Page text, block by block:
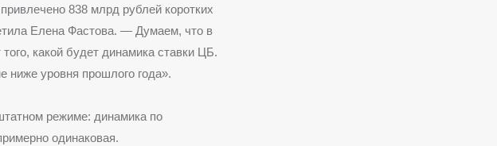
838 млрд рублей коротких
Елена Фастова. — Думаем, что в
какой будет динамика ставки ЦБ.
ниже уровня прошлого года».
режиме: динамика по
одинаковая.